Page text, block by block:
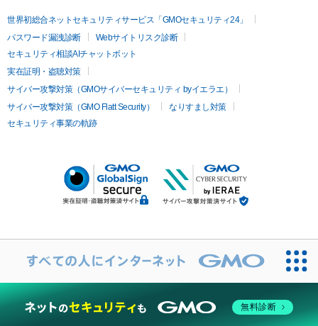
世界初総合ネットセキュリティサービス「GMOセキュリティ24」
パスワード漏洩診断
Webサイトリスク診断
セキュリティ相談AIチャットボット
実在証明・盗聴対策
サイバー攻撃対策（GMOサイバーセキュリティ byイエラエ）
サイバー攻撃対策（GMO Flatt Security）
なりすまし対策
セキュリティ事業の軌跡
無料診断